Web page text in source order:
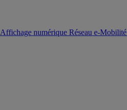
Affichage numérique Réseau e-Mobilité